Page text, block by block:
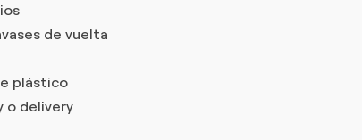
de vuelta
plástico
o delivery